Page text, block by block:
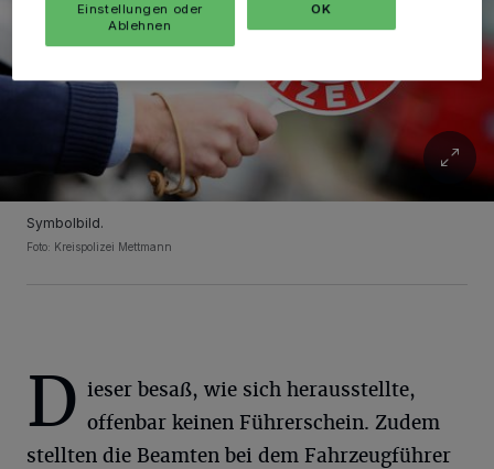
Symbolbild.
Foto: Kreispolizei Mettmann
D ieser besaß, wie sich herausstellte,
offenbar keinen Führerschein. Zudem
stellten die Beamten bei dem Fahrzeugführer
Einstellungen oder
Ablehnen
OK